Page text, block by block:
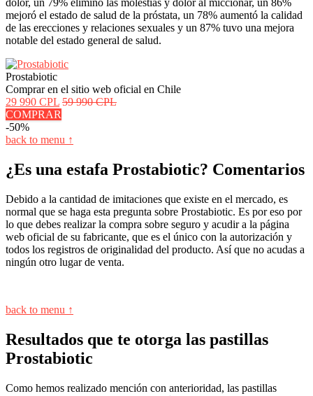
dolor, un 79% eliminó las molestias y dolor al miccionar, un 86%
mejoró el estado de salud de la próstata, un 78% aumentó la calidad
de las erecciones y relaciones sexuales y un 87% tuvo una mejora
notable del estado general de salud.
Prostabiotic
Comprar en el sitio web oficial en Chile
29 990 CPL 59 990 CPL
COMPRAR
-50%
back to menu ↑
¿Es una estafa Prostabiotic? Comentarios
Debido a la cantidad de imitaciones que existe en el mercado, es
normal que se haga esta pregunta sobre Prostabiotic. Es por eso por
lo que debes realizar la compra sobre seguro y acudir a la página
web oficial de su fabricante, que es el único con la autorización y
todos los registros de originalidad del producto. Así que no acudas a
ningún otro lugar de venta.
back to menu ↑
Resultados que te otorga las pastillas
Prostabiotic
Como hemos realizado mención con anterioridad, las pastillas